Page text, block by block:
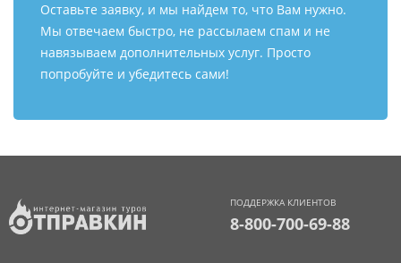
Оставьте заявку, и мы найдем то, что Вам нужно.
Мы отвечаем быстро, не рассылаем спам и не
навязываем дополнительных услуг. Просто
попробуйте и убедитесь сами!
ПОДДЕРЖКА КЛИЕНТОВ
8-800-700-69-88